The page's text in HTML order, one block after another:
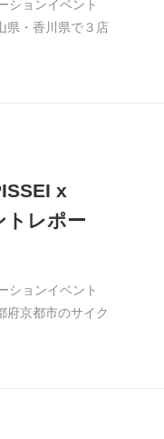
ションイベント
県・香川県で３店
x
レポー
ションイベント
府京都市のサイク